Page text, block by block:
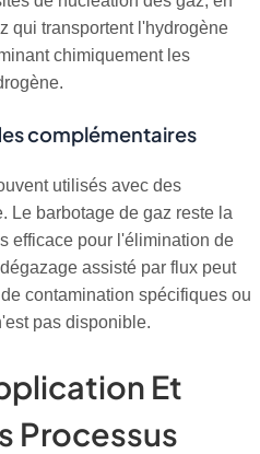
qui transportent l'hydrogène
chimiquement les
complémentaires
utilisés avec des
Le barbotage de gaz reste la
efficace pour l'élimination de
assisté par flux peut
contamination spécifiques ou
pas disponible.
Et
Processus